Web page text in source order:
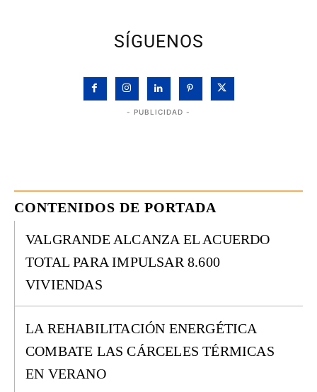
SÍGUENOS
- PUBLICIDAD -
CONTENIDOS DE PORTADA
VALGRANDE ALCANZA EL ACUERDO
TOTAL PARA IMPULSAR 8.600
VIVIENDAS
LA REHABILITACIÓN ENERGÉTICA
COMBATE LAS CÁRCELES TÉRMICAS
EN VERANO